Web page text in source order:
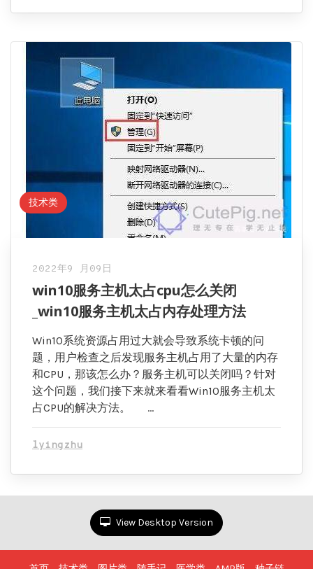
技术类
2022年9 月09日
win10服务主机太占cpu怎么关闭
_win10服务主机太占内存处理方法
Win10系统资源占用过大就会导致系统卡顿的问
题，用户检查之后发现服务主机占用了大量的内存
和CPU，那该怎么办？服务主机可以关闭吗？针对
这个问题，我们接下来就来看看Win10服务主机太
占CPU的解决方法。 …
lyingzhu
View Desktop Version